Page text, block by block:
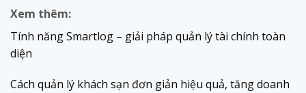
Xem thêm:
Tính năng Smartlog – giải pháp quản lý tài chính toàn
diện
Cách quản lý khách sạn đơn giản hiệu quả, tăng doanh